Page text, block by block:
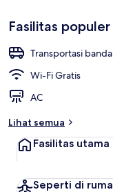
Fasilitas populer
Transportasi
Wi-Fi Gratis
AC
Lihat semua
Fasilitas utama
Seperti di